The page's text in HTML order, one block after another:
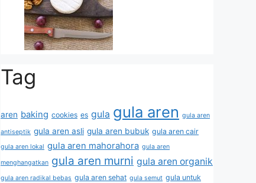
Tag
aren baking cookies es gula gula aren gula aren
antiseptik gula aren asli gula aren bubuk gula aren cair
gula aren lokal gula aren mahorahora gula aren
menghangatkan gula aren murni gula aren organik
gula aren radikal bebas gula aren sehat gula semut gula untuk